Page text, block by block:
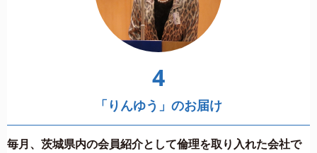
4
「りんゆう」のお届け
毎月、茨城県内の会員紹介として倫理を取り入れた会社で